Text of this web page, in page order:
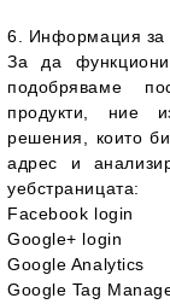
6. Информация за
За да
подобряваме
продукти, ние
решения, които
адрес и
уебстраницата:
Facebook login
Google+ login
Google Analytics
Google Tag